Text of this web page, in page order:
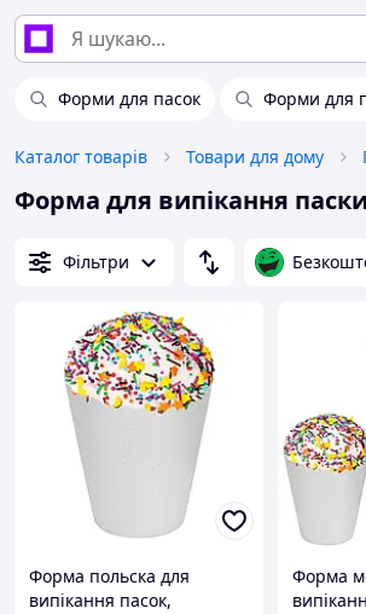
Форми для пасок Форми для
Каталог товарів Товари для дому
Форма для випікання паски
Фільтри
Форма польска для
випікання пасок,
Форма